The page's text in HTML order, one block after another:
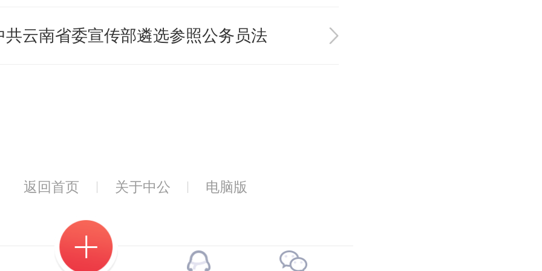
共云南省委宣传部遴选参照公务员法
返回首页 关于中公 电脑版